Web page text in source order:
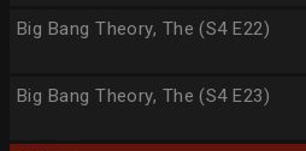
Big Bang Theory, The (S4 E22)
Big Bang Theory, The (S4 E23)